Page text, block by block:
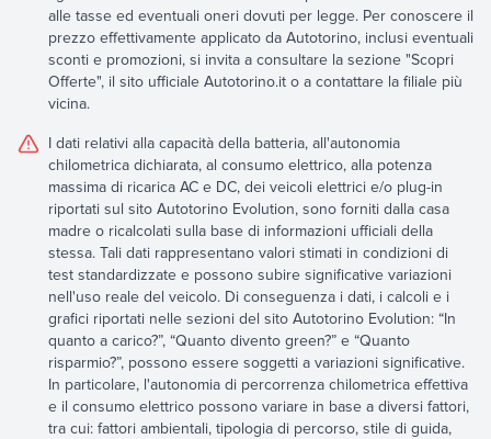
alle tasse ed eventuali oneri dovuti per legge. Per conoscere il
prezzo effettivamente applicato da Autotorino, inclusi eventuali
sconti e promozioni, si invita a consultare la sezione "Scopri
Offerte", il sito ufficiale Autotorino.it o a contattare la filiale più
vicina.
I dati relativi alla capacità della batteria, all'autonomia
chilometrica dichiarata, al consumo elettrico, alla potenza
massima di ricarica AC e DC, dei veicoli elettrici e/o plug-in
riportati sul sito Autotorino Evolution, sono forniti dalla casa
madre o ricalcolati sulla base di informazioni ufficiali della
stessa. Tali dati rappresentano valori stimati in condizioni di
test standardizzate e possono subire significative variazioni
nell'uso reale del veicolo. Di conseguenza i dati, i calcoli e i
grafici riportati nelle sezioni del sito Autotorino Evolution: “In
quanto a carico?”, “Quanto divento green?” e “Quanto
risparmio?”, possono essere soggetti a variazioni significative.
In particolare, l'autonomia di percorrenza chilometrica effettiva
e il consumo elettrico possono variare in base a diversi fattori,
tra cui: fattori ambientali, tipologia di percorso, stile di guida,